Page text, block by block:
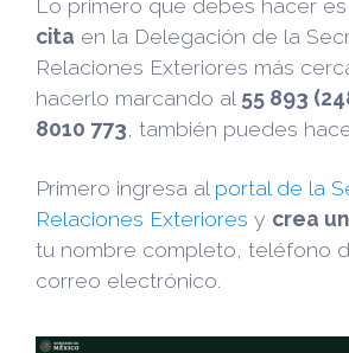
Lo primero que debes hacer es
cita en la Delegación de la
Relaciones Exteriores más
hacerlo marcando al 55 893
8010 773 , también puedes
Primero ingresa al portal de la
Relaciones Exteriores y crea
tu nombre completo, teléfono
correo electrónico.